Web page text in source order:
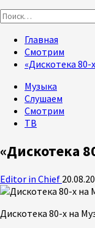
Найти:
Главная
Смотрим
«Дискотека
Музыка
Слушаем
Смотрим
ТВ
«Дискотека
Editor in Chief
Дискотека 80-х на